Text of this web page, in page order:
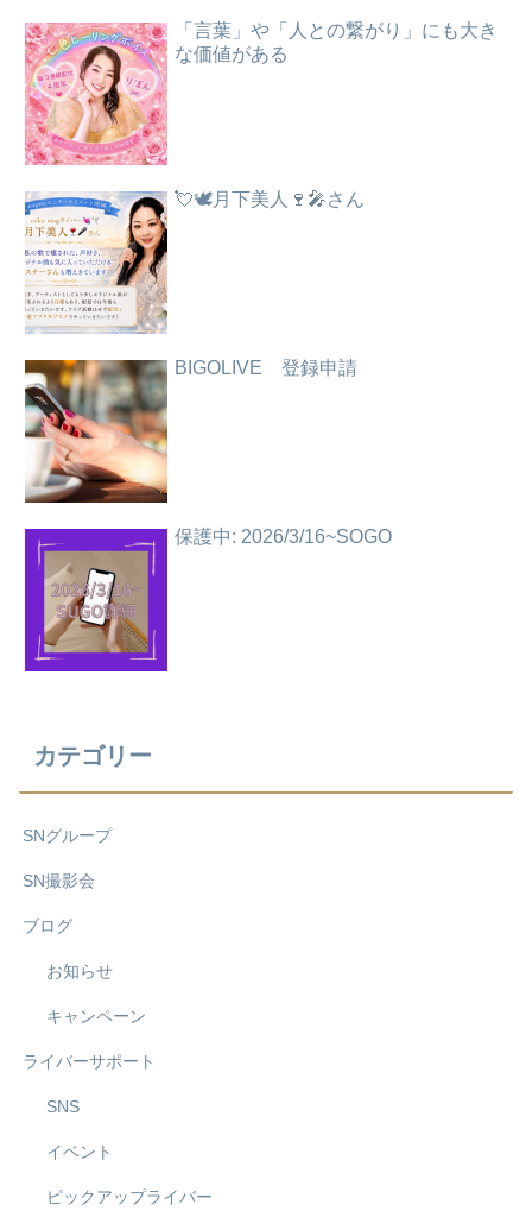
「言葉」や「人との繋がり」にも大き
な価値がある
💘🕊️月下美人🍷🎤さん
BIGOLIVE 登録申請
保護中: 2026/3/16~SOGO
カテゴリー
SNグループ
SN撮影会
ブログ
お知らせ
キャンペーン
ライバーサポート
SNS
イベント
ピックアップライバー